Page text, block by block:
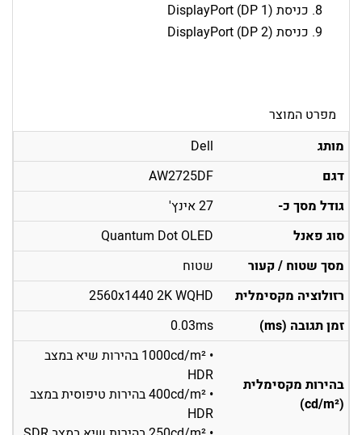
כניסת DisplayPort (DP 1)
כניסת DisplayPort (DP 2)
מפרט המוצר
מותג
Dell
דגם
AW2725DF
גודל מסך כ-
27 אינץ'
סוג פאנל
Quantum Dot OLED
מסך שטוח / קעור
שטוח
רזולוציה מקסימלית
2560x1440 2K WQHD
זמן תגובה (ms)
0.03ms
בהירות מקסימלית
(cd/m²)
• 1000cd/m² בהירות שיא במצב
HDR
• 400cd/m² בהירות טיפוסית במצב
HDR